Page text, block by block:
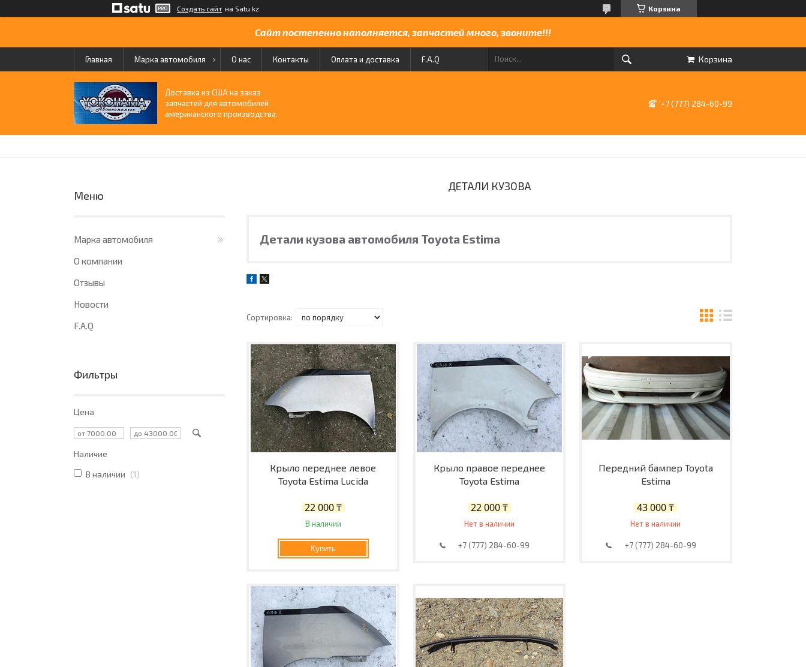
Создать сайт на Satu.kz Корзина
Сайт постепенно наполняется, запчастей много, звоните!!!
Главная Марка автомобиля О нас Контакты Оплата и доставка F.A.Q Корзина
Доставка из США на заказ
запчастей для автомобилей
американского производства.
+7 (777) 284-60-99
ДЕТАЛИ КУЗОВА
Детали кузова автомобиля Toyota Estima
Крыло переднее левое
Toyota Estima Lucida
22 000 ₸
В наличии
Купить
Крыло правое переднее
Toyota Estima
22 000 ₸
Нет в наличии
+7 (777) 284-60-99
Передний бампер Toyota
Estima
43 000 ₸
Нет в наличии
+7 (777) 284-60-99
Марка автомобиля
О компании
Отзывы
Новости
F.A.Q
Фильтры
Цена
Наличие
В наличии
1